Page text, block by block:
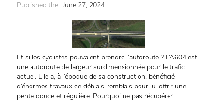
Published the : June 27, 2024
Et si les cyclistes pouvaient prendre l’autoroute ? L’A604 est
une autoroute de largeur surdimensionnée pour le trafic
actuel. Elle a, à l’époque de sa construction, bénéficié
d’énormes travaux de déblais-remblais pour lui offrir une
pente douce et régulière. Pourquoi ne pas récupérer...